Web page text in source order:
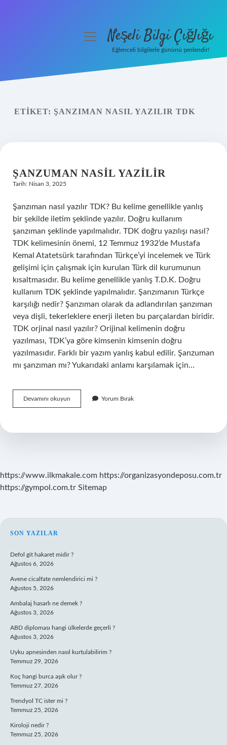
Yasal Uyarı
menüyüNeşeli Bilgi Çığlığı
Eğlenceli bilgilerle gününü şenlendir!
ETIKET: ŞANZIMAN NASIL YAZILIR TDK
ŞANZUMAN NASIL YAZILIR
Tarih: Nisan 3, 2025
Şanzıman nasıl yazılır TDK? Bu kelime genellikle yanlış
bir şekilde iletim şeklinde yazılır. Doğru kullanım
şanzıman şeklinde yapılmalıdır. TDK doğru yazılışı nasıl?
TDK kelimesinin önemi, 12 Temmuz 1932’de Mustafa
Kemal Atatetsürk tarafından Türkçe’yi incelemek ve Türk
gelişimi için çalışmak için kurulan Türk dil kurumunun
kısaltmasıdır. Bu kelime genellikle yanlış T.D.K. Doğru
kullanım TDK şeklinde yapılmalıdır. Şanzımanın Türkçe
karşılığı nedir? Şanzıman olarak da adlandırılan şanzıman
veya dişli, tekerleklere enerji ileten bu parçalardan biridir.
TDK orjinal nasıl yazılır? Orijinal kelimenin doğru
yazılması, TDK’ya göre kimsenin kimsenin doğru
yazılmasıdır. Farklı bir yazım yanlış kabul edilir. Şanzuman
mı şanzıman mı? Yukarıdaki anlamı karşılamak için…
Devamını okuyun Şanzuman
Nasil
Yorum Bırak
https://www.ilkmakale.com https://organizasyondeposu.com.tr
https://gympol.com.tr Sitemap
SIDEBAR
SON YAZILAR
Defol git hakaret midir ?
Ağustos 6, 2026
Avene cicalfate nemlendirici mi ?
Ağustos 5, 2026
Ambalaj hasarlı ne demek ?
Ağustos 3, 2026
ABD diploması hangi ülkelerde geçerli ?
Ağustos 3, 2026
Uyku apnesinden nasıl kurtulabilirim ?
Temmuz 29, 2026
Koç hangi burca aşık olur ?
Temmuz 27, 2026
Trendyol TC ister mi ?
Temmuz 25, 2026
Kiroloji nedir ?
Temmuz 25, 2026